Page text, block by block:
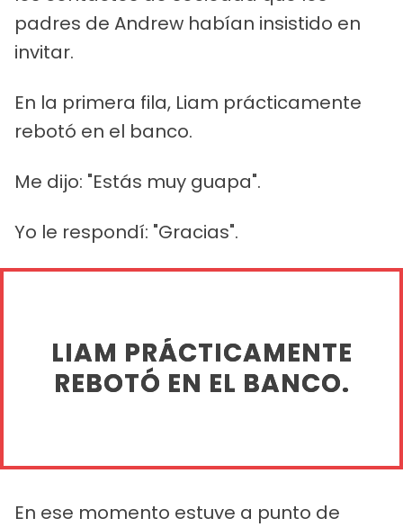
padres de Andrew habían insistido en
invitar.
En la primera fila, Liam prácticamente
rebotó en el banco.
Me dijo: "Estás muy guapa".
Yo le respondí: "Gracias".
LIAM PRÁCTICAMENTE
REBOTÓ EN EL BANCO.
En ese momento estuve a punto de